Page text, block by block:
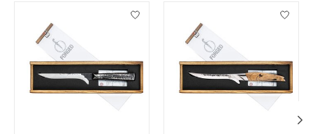
Items van productcarrousel